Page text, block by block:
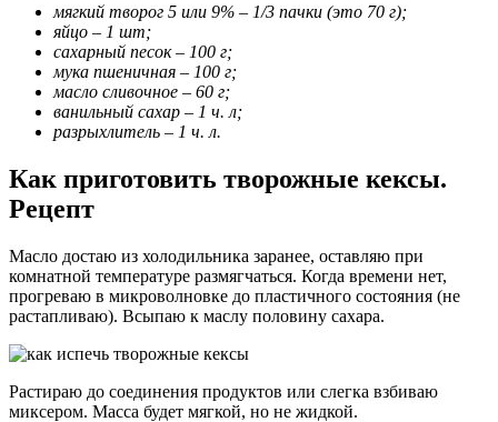
мягкий творог 5 или 9% – 1/3 пачки (это 70 г);
яйцо – 1 шт;
сахарный песок – 100 г;
мука пшеничная – 100 г;
масло сливочное – 60 г;
ванильный сахар – 1 ч. л;
разрыхлитель – 1 ч. л.
Как приготовить творожные кексы.
Рецепт
Масло достаю из холодильника заранее, оставляю при
комнатной температуре размягчаться. Когда времени нет,
прогреваю в микроволновке до пластичного состояния (не
растапливаю). Всыпаю к маслу половину сахара.
Растираю до соединения продуктов или слегка взбиваю
миксером. Масса будет мягкой, но не жидкой.